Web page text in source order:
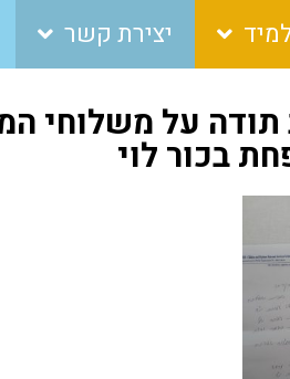
יצירת קשר
על משלוחי
בכור לוי